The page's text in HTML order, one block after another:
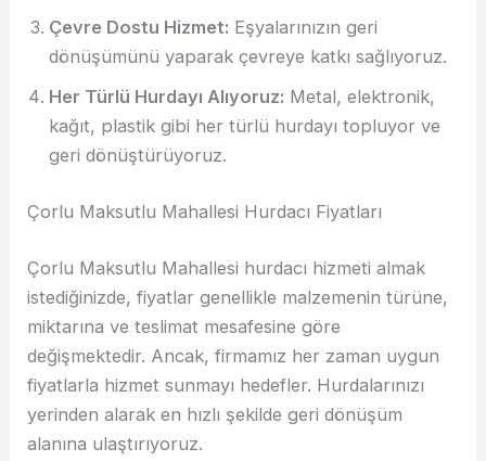
Çevre Dostu Hizmet: Eşyalarınızın geri
dönüşümünü yaparak çevreye katkı sağlıyoruz.
Her Türlü Hurdayı Alıyoruz: Metal, elektronik,
kağıt, plastik gibi her türlü hurdayı topluyor ve
geri dönüştürüyoruz.
Çorlu Maksutlu Mahallesi Hurdacı Fiyatları
Çorlu Maksutlu Mahallesi hurdacı hizmeti almak
istediğinizde, fiyatlar genellikle malzemenin türüne,
miktarına ve teslimat mesafesine göre
değişmektedir. Ancak, firmamız her zaman uygun
fiyatlarla hizmet sunmayı hedefler. Hurdalarınızı
yerinden alarak en hızlı şekilde geri dönüşüm
alanına ulaştırıyoruz.